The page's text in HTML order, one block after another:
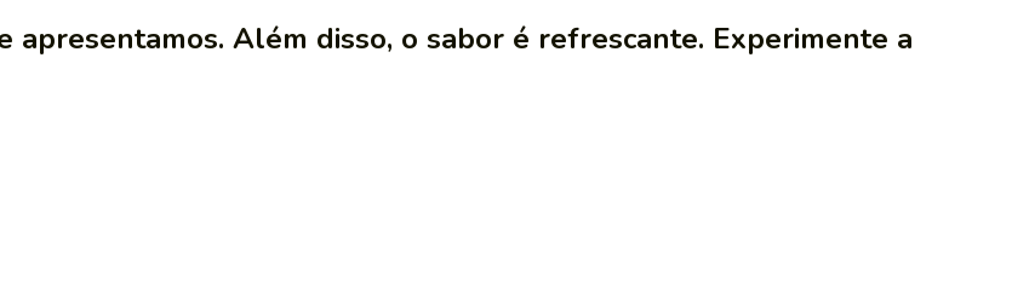
Além disso, o sabor é refrescante. Experimente a